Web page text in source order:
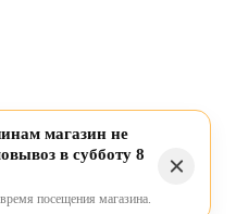
магазин не
в субботу 8
посещения магазина.